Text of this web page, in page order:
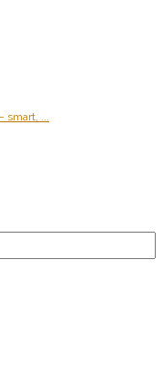
smart, ...